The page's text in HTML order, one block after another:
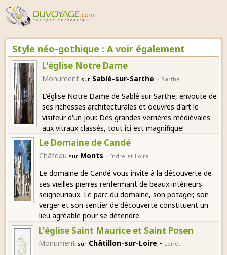
Style néo-gothique : A voir également
L'église Notre Dame
Monument sur Sablé-sur-Sarthe - Sarthe
L'église Notre Dame de Sablé sur Sarthe, envoute de
ses richesses architecturales et oeuvres d'art le
visiteur d'un jour. Des grandes verrières médiévales
aux vitraux classés, tout ici est magnifique!
Le Domaine de Candé
Château sur Monts - Indre-et-Loire
Le domaine de Candé vous invite à la découverte de
ses vieilles pierres renfermant de beaux intérieurs
seigneuriaux. Le parc du domaine, son potager, son
verger et son sentier de découverte constituent un
lieu agréable pour se détendre.
L'église Saint Maurice et Saint Posen
Monument sur Châtillon-sur-Loire - Loiret